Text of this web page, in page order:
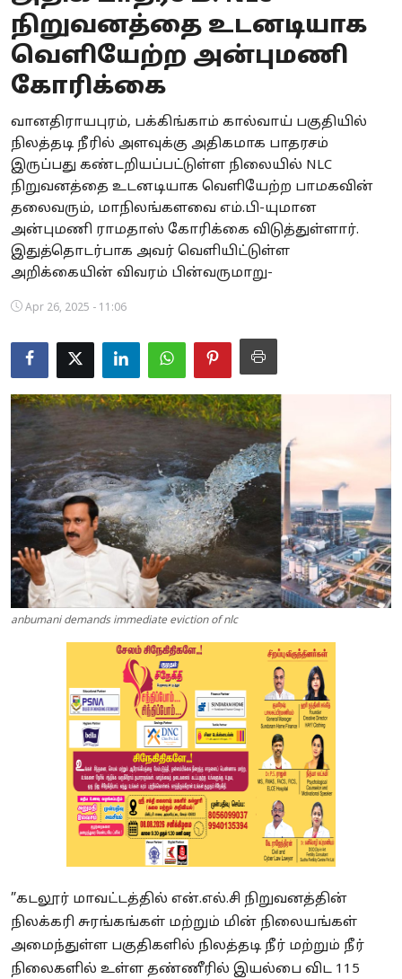
Business
Crime
National
World
Astrology
Spirituality
Weather
Politics
நிறுவனத்தை உடனடியாக
வெளியேற்ற அன்புமணி
கோரிக்கை
வானதிராயபுரம், பக்கிங்காம் கால்வாய் பகுதியில்
நிலத்தடி நீரில் அளவுக்கு அதிகமாக பாதரசம்
இருப்பது கண்டறியப்பட்டுள்ள நிலையில் NLC
நிறுவனத்தை உடனடியாக வெளியேற்ற பாமகவின்
தலைவரும், மாநிலங்களவை எம்.பி-யுமான
அன்புமணி ராமதாஸ் கோரிக்கை விடுத்துள்ளார்.
இதுத்தொடர்பாக அவர் வெளியிட்டுள்ள
அறிக்கையின் விவரம் பின்வருமாறு-
Apr 26, 2025 - 11:06
anbumani demands immediate eviction of nlc
”கடலூர் மாவட்டத்தில் என்.எல்.சி நிறுவனத்தின்
நிலக்கரி சுரங்கங்கள் மற்றும் மின் நிலையங்கள்
அமைந்துள்ள பகுதிகளில் நிலத்தடி நீர் மற்றும் நீர்
நிலைகளில் உள்ள தண்ணீரில் இயல்பை விட 115